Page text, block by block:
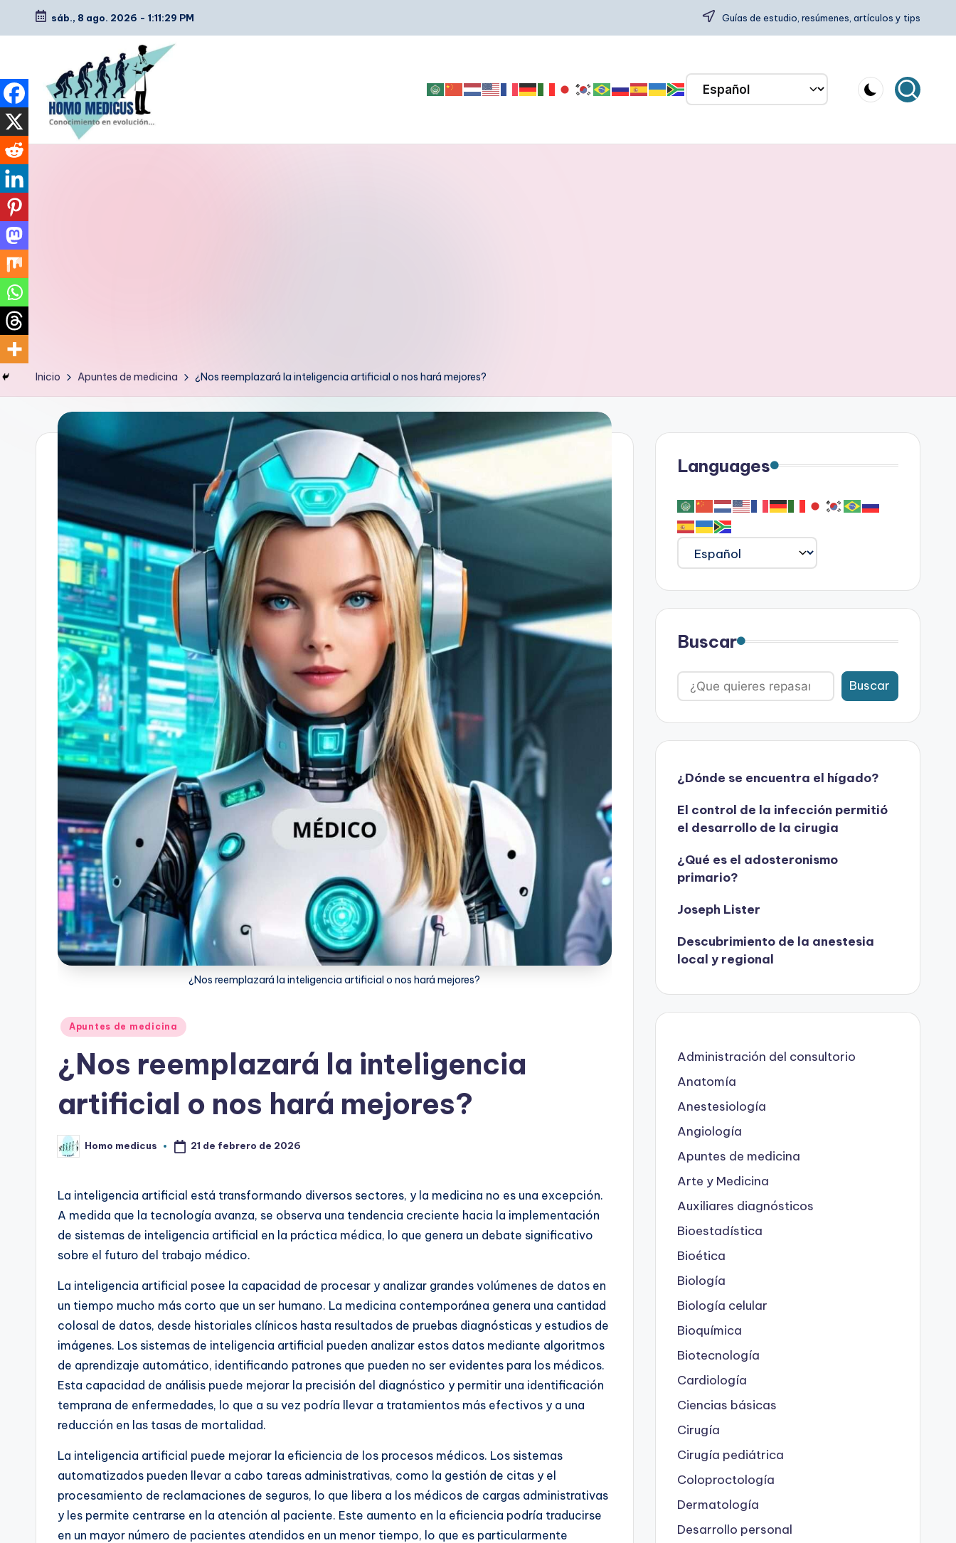
Saltar
contenido
sáb., 8 ago. 2026 - 1:11:31 PM Guías de estudio, resúmenes, artículos y tips
i
c
u
Inicio Apuntes de medicina ¿Nos reemplazará la inteligencia artificial o nos hará mejores?
¿Nos reemplazará la inteligencia artificial o nos hará mejores?
Publicado
Apuntes de medicina
¿Nos reemplazará la inteligencia
artificial o nos hará mejores?
Publicado
por
Homo medicus 21 de febrero de 2026
La inteligencia artificial está transformando diversos sectores, y la medicina no es una excepción.
A medida que la tecnología avanza, se observa una tendencia creciente hacia la implementación
de sistemas de inteligencia artificial en la práctica médica, lo que genera un debate significativo
sobre el futuro del trabajo médico.
La inteligencia artificial posee la capacidad de procesar y analizar grandes volúmenes de datos en
un tiempo mucho más corto que un ser humano. La medicina contemporánea genera una cantidad
colosal de datos, desde historiales clínicos hasta resultados de pruebas diagnósticas y estudios de
imágenes. Los sistemas de inteligencia artificial pueden analizar estos datos mediante algoritmos
de aprendizaje automático, identificando patrones que pueden no ser evidentes para los médicos.
Esta capacidad de análisis puede mejorar la precisión del diagnóstico y permitir una identificación
temprana de enfermedades, lo que a su vez podría llevar a tratamientos más efectivos y a una
reducción en las tasas de mortalidad.
La inteligencia artificial puede mejorar la eficiencia de los procesos médicos. Los sistemas
automatizados pueden llevar a cabo tareas administrativas, como la gestión de citas y el
procesamiento de reclamaciones de seguros, lo que libera a los médicos de cargas administrativas
y les permite centrarse en la atención al paciente. Este aumento en la eficiencia podría traducirse
en un mayor número de pacientes atendidos en un menor tiempo, lo que es particularmente
Languages
Buscar
Buscar
¿Dónde se encuentra el hígado?
El control de la infección permitió
el desarrollo de la cirugia
¿Qué es el adosteronismo
primario?
Joseph Lister
Descubrimiento de la anestesia
local y regional
Administración del consultorio
Anatomía
Anestesiología
Angiología
Apuntes de medicina
Arte y Medicina
Auxiliares diagnósticos
Bioestadística
Bioética
Biología
Biología celular
Bioquímica
Biotecnología
Cardiología
Ciencias básicas
Cirugía
Cirugía pediátrica
Coloproctología
Dermatología
Desarrollo personal